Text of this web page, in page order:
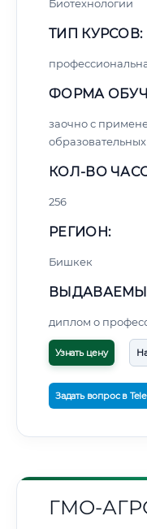
Биотехнологии
ТИП КУРСОВ:
ФОРМА
заочно с
КОЛ-ВО
256
РЕГИОН:
Бишкек
диплом о
Узнать цену
Задать вопрос в
ГМО-